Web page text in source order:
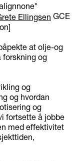
GCE
at olje-og
forskning og
og
og hvordan
og
fortsette å jobbe
med effektivitet